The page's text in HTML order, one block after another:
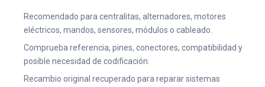
Recomendado para centralitas, alternadores, motores
eléctricos, mandos, sensores, módulos o cableado.
Comprueba referencia, pines, conectores, compatibilidad y
posible necesidad de codificación.
Recambio original recuperado para reparar sistemas